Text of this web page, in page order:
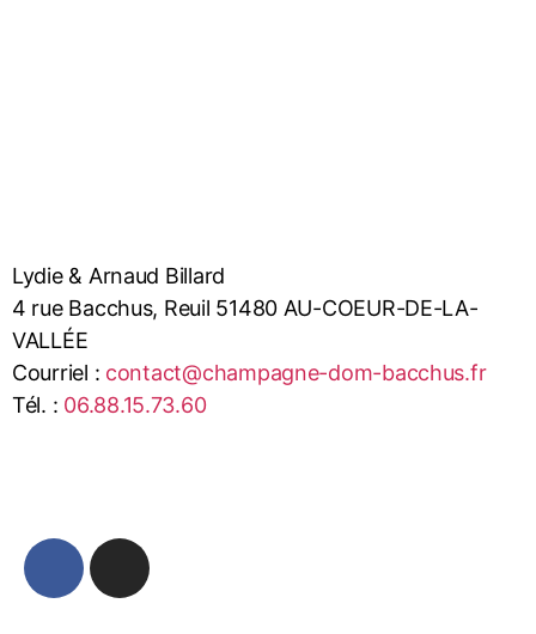
Lydie & Arnaud Billard
4 rue Bacchus, Reuil 51480 AU-COEUR-DE-LA-
VALLÉE
Courriel : contact@champagne-dom-bacchus.fr
Tél. : 06.88.15.73.60